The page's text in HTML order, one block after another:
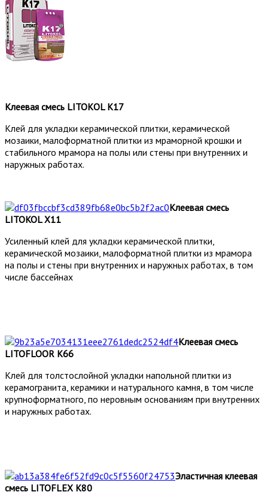
Клеевая смесь LITOКOL K17
Клей для укладки керамической плитки, керамической
мозаики, малоформатной плитки из мраморной крошки и
стабильного мрамора на полы или стены при внутренних и
наружных работах.
Клеевая смесь
LITOKOL X11
Усиленный клей для укладки керамической плитки,
керамической мозаики, малоформатной плитки из мрамора
на полы и стены при внутренних и наружных работах, в том
числе бассейнах
Клеевая смесь
LITOFLOOR K66
Клей для толстослойной укладки напольной плитки из
керамогранита, керамики и натурального камня, в том числе
крупноформатного, по неровным основаниям при внутренних
и наружных работах.
Эластичная клеевая
смесь LITOFLEX K80